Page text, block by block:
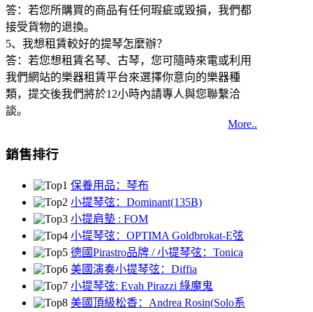
答：若您所購買的商品有任何瑕疵或毀損，我們都
接受貨物的退換。
5、我想租賃較好的提琴怎麼辦？
答：若您想租賃名琴、古琴，您可隨時來電或利用
我們網站的樂器租賃平台來選擇你意向的樂器種
類，提交後我們將於12小時內請專人與您聯繫洽
談。
More..
銷售排行
保養用品：琴布
小提琴弦：Dominant(135B)
小提肩墊 : FOM
小提琴弦：OPTIMA Goldbrokat-E弦
德國Pirastro品牌 / 小提琴弦：Tonica
美國演奏小提琴弦：Diffia
小提琴弦: Evah Pirazzi 綠魔鬼
美國頂級松香：Andrea Rosin(Solo系